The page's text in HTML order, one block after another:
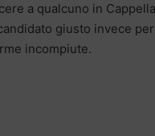
a qualcuno in
giusto invece
incompiute.